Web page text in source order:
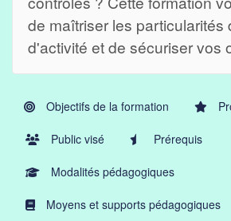
de maîtriser les particularités
d'activité et de sécuriser vos
Objectifs de la formation
Public visé Prérequis
Modalités pédagogiques
Moyens et supports pédagogiques